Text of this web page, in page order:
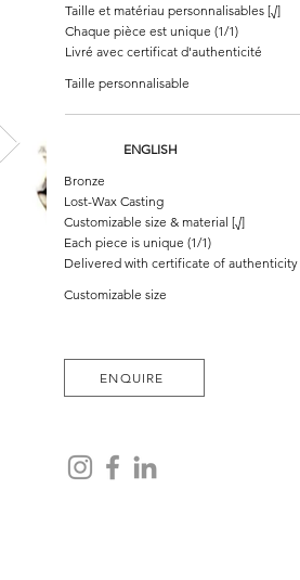
Taille et matériau personnalisables [√]
Chaque pièce est unique (1/1)
Livré avec certificat d'authenticité
Taille personnalisable
ENGLISH
Bronze
Lost-Wax Casting
Customizable size & material [√]
Each piece is unique (1/1)
Delivered with certificate of authenticity
Customizable size
ENQUIRE